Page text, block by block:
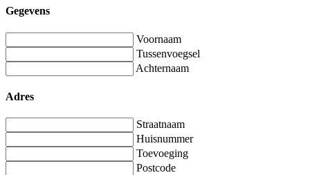
Gegevens
Voornaam
Tussenvoegsel
Achternaam
Adres
Straatnaam
Huisnummer
Toevoeging
Postcode